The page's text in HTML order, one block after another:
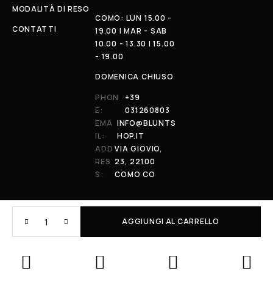
AGGIUNGI AL CARRELLO
MODALITÀ DI RESO
CONTATTI
COMO: LUN 15.00 -
19.00 | MAR - SAB
10.00 - 13.30 | 15.00
- 19.00
DOMENICA CHIUSO
PHON
E:
+39
031260803
EMA
IL:
INFO@BLUNTS
HOP.IT
ADD
RES
S:
VIA GIOVIO,
23, 22100
COMO CO
01848590038